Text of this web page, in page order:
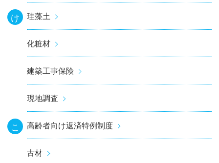
け 珪藻土
化粧材
建築工事保険
現地調査
こ 高齢者向け返済特例制度
古材